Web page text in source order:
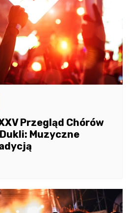
Przegląd Chórów
Muzyczne